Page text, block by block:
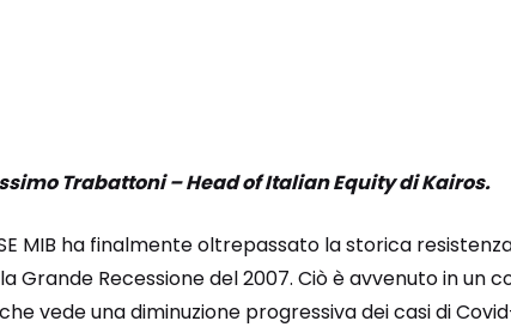
Trabattoni – Head of Italian Equity di Kairos.
MIB ha finalmente oltrepassato la storica
Grande Recessione del 2007. Ciò è avvenuto in un
vede una diminuzione progressiva dei casi di